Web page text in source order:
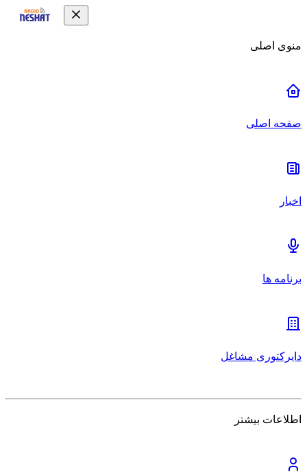
منوی اصلی
صفحه اصلی
اخبار
برنامه ها
دایرکتوری مشاغل
اطلاعات بیشتر